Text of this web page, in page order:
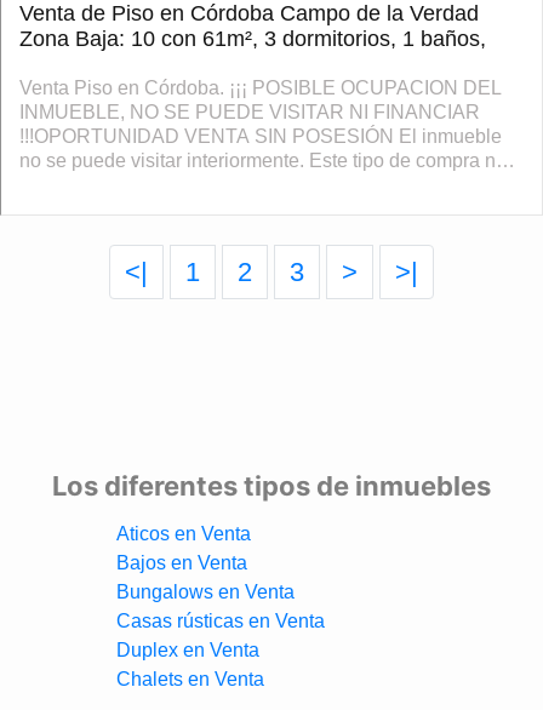
Venta de Piso en Córdoba Campo de la Verdad
Zona Baja: 10 con 61m², 3 dormitorios, 1 baños,
Venta Piso en Córdoba. ¡¡¡ POSIBLE OCUPACION DEL
INMUEBLE, NO SE PUEDE VISITAR NI FINANCIAR
!!!OPORTUNIDAD VENTA SIN POSESIÓN El inmueble
no se puede visitar interiormente. Este tipo de compra no
<| 1 2 3 > >|
Los diferentes tipos de inmuebles
Aticos en Venta
Bajos en Venta
Bungalows en Venta
Casas rústicas en Venta
Duplex en Venta
Chalets en Venta